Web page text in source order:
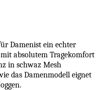
Damenist ein echter
absolutem Tragekomfort
in schwaz Mesh
das Damenmodell eignet